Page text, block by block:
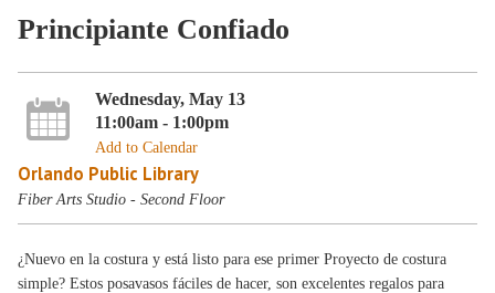
Principiante Confiado
Wednesday, May 13
11:00am - 1:00pm
Add to Calendar
Orlando Public Library
Fiber Arts Studio - Second Floor
¿Nuevo en la costura y está listo para ese primer Proyecto de costura
simple? Estos posavasos fáciles de hacer, son excelentes regalos para